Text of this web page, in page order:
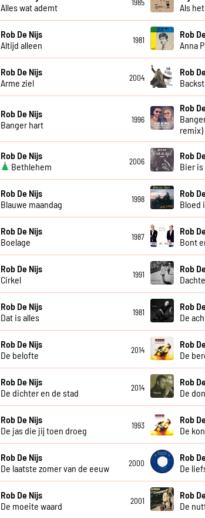
Alles wat ademt
1985
Als
Rob De Nijs
Altijd alleen
1981
Rob
Anna
Rob De Nijs
Arme ziel
2004
Rob
Rob De Nijs
Banger hart
1996
Rob
remix)
Rob De Nijs
Bethlehem
2006
Rob
Bier
Rob De Nijs
Blauwe maandag
1998
Rob
Bloed
Rob De Nijs
Boelage
1987
Rob
Bont
Rob De Nijs
Cirkel
1991
Rob
Rob De Nijs
Dat is alles
1981
Rob
De
Rob De Nijs
De belofte
2014
Rob
De
Rob De Nijs
De dichter en de stad
2014
Rob
De
Rob De Nijs
De jas die jij toen droeg
1993
Rob
De
Rob De Nijs
De laatste zomer van de eeuw
2000
Rob
De
Rob De Nijs
De moeite waard
2001
Rob
De